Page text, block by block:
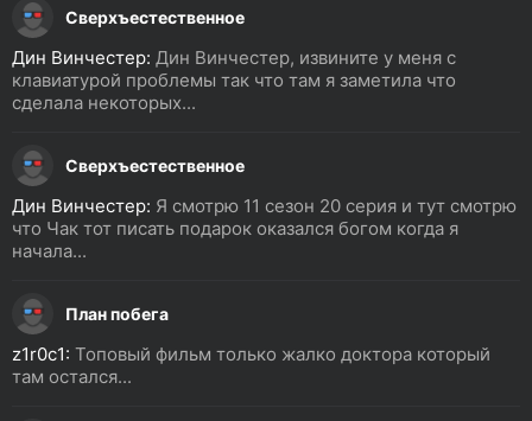
Сверхъестественное
Дин Винчестер: Дин Винчестер, извините у меня с
клавиатурой проблемы так что там я заметила что
сделала некоторых...
Сверхъестественное
Дин Винчестер: Я смотрю 11 сезон 20 серия и тут смотрю
что Чак тот писать подарок оказался богом когда я
начала...
План побега
z1r0c1: Топовый фильм только жалко доктора который
там остался...